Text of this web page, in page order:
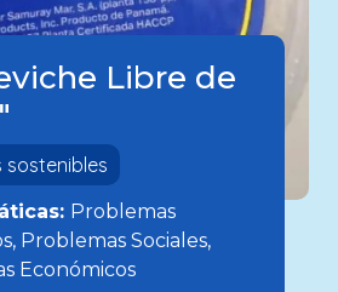
Libre de
sostenibles
Problemas
Problemas Sociales
Económicos